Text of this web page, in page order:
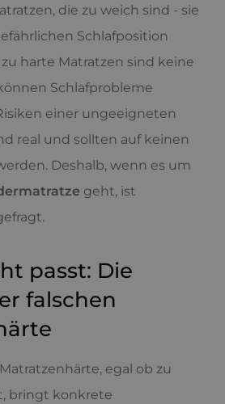
die zu weich sind - sie
Schlafposition
harte Matratzen sind keine
Schlafprobleme
einer ungeeigneten
real und sollten auf keinen
Deshalb, wenn es um
geht, ist
passt: Die
falschen
egal ob zu
bringt konkrete